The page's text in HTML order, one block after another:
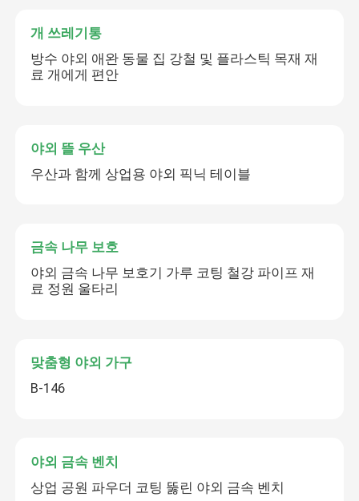
개 쓰레기통
방수 야외 애완 동물 집 강철 및 플라스틱 목재 재
료 개에게 편안
야외 뜰 우산
우산과 함께 상업용 야외 픽닉 테이블
금속 나무 보호
야외 금속 나무 보호기 가루 코팅 철강 파이프 재
료 정원 울타리
맞춤형 야외 가구
B-146
야외 금속 벤치
상업 공원 파우더 코팅 뚫린 야외 금속 벤치